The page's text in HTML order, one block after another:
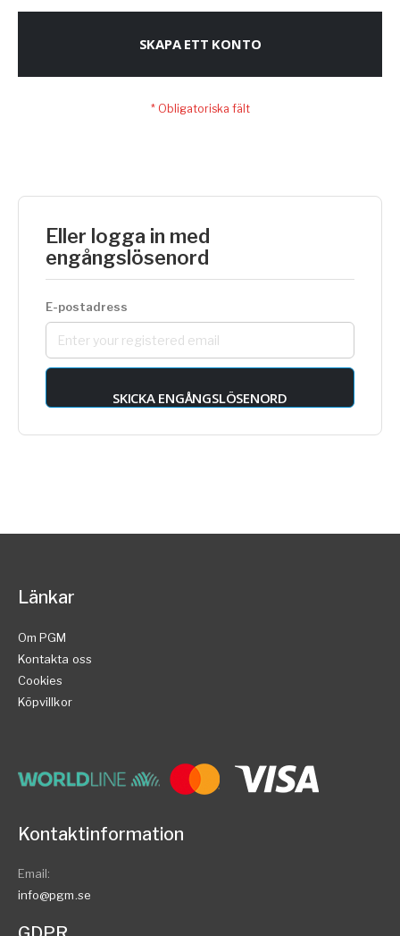
SKAPA ETT KONTO
Eller logga in med
engångslösenord
E-postadress
SKICKA ENGÅNGSLÖSENORD
Länkar
Om PGM
Kontakta oss
Cookies
Köpvillkor
Kontaktinformation
Email:
info@pgm.se